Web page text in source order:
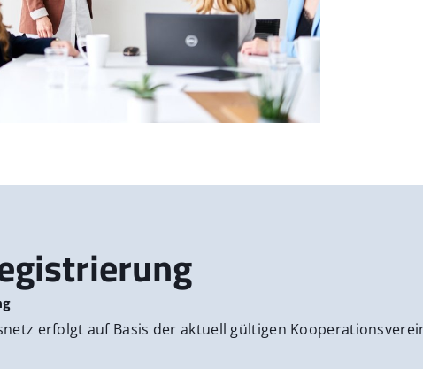
erfolgt auf Basis der aktuell gültigen